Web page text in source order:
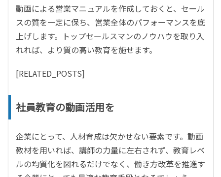
動画による営業マニュアルを作成しておくと、セール
スの質を一定に保ち、営業全体のパフォーマンスを底
上げします。トップセールスマンのノウハウを取り入
れれば、より質の高い教育を施せます。
[RELATED_POSTS]
社員教育の動画活用を
企業にとって、人材育成は欠かせない要素です。動画
教材を用いれば、講師の力量に左右されず、教育レベ
ルの均質化を図れるだけでなく、働き方改革を推進す